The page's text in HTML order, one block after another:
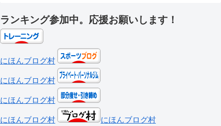
ランキング参加中。応援お願いします！
にほんブログ村
にほんブログ村
にほんブログ村
にほんブログ村 にほんブログ村